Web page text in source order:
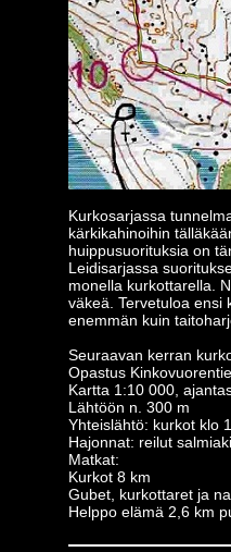
Kurkosarjassa
kärkikahinoihin
huippusuorituksia on
Leidisarjassa
monella kurkottarella.
väkeä. Tervetuloa ensi
enemmän kuin
Seuraavan kerran
Opastus
Kartta 1:10 000,
Lähtöön n. 300 m
Yhteislähtö: kurkot klo
Hajonnat: reilut
Matkat:
Kurkot 8 km
Gubet, kurkottaret ja
Helppo elämä 2,6 km